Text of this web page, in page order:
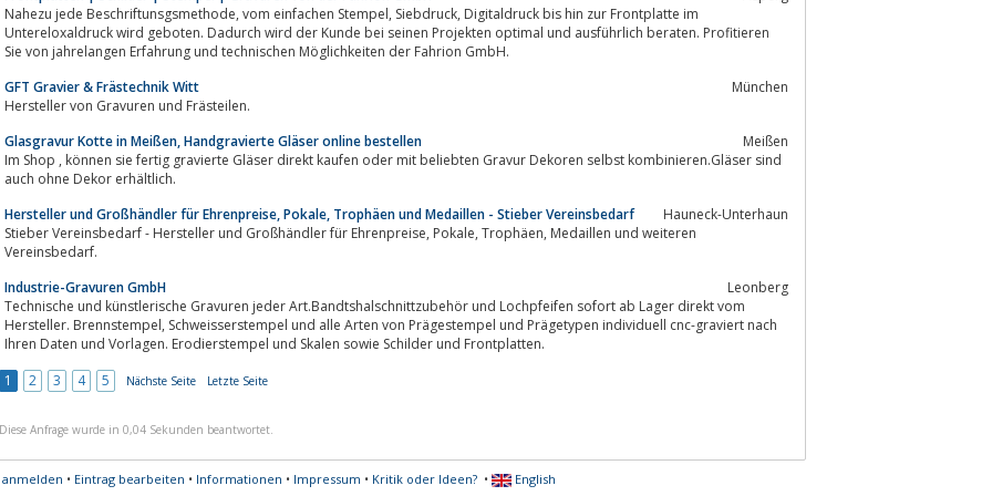
Nahezu jede Beschriftunsgsmethode, vom einfachen Stempel, Siebdruck, Digitaldruck bis hin zur Frontplatte im
Untereloxaldruck wird geboten. Dadurch wird der Kunde bei seinen Projekten optimal und ausführlich beraten. Profitieren
Sie von jahrelangen Erfahrung und technischen Möglichkeiten der Fahrion GmbH.
GFT Gravier & Frästechnik Witt
München
Hersteller von Gravuren und Frästeilen.
Glasgravur Kotte in Meißen, Handgravierte Gläser online bestellen
Meißen
Im Shop , können sie fertig gravierte Gläser direkt kaufen oder mit beliebten Gravur Dekoren selbst kombinieren.Gläser sind
auch ohne Dekor erhältlich.
Hersteller und Großhändler für Ehrenpreise, Pokale, Trophäen und Medaillen - Stieber Vereinsbedarf
Hauneck-Unterhaun
Stieber Vereinsbedarf - Hersteller und Großhändler für Ehrenpreise, Pokale, Trophäen, Medaillen und weiteren
Vereinsbedarf.
Industrie-Gravuren GmbH
Leonberg
Technische und künstlerische Gravuren jeder Art.Bandtshalschnittzubehör und Lochpfeifen sofort ab Lager direkt vom
Hersteller. Brennstempel, Schweisserstempel und alle Arten von Prägestempel und Prägetypen individuell cnc-graviert nach
Ihren Daten und Vorlagen. Erodierstempel und Skalen sowie Schilder und Frontplatten.
1
2 3 4 5 Nächste Seite Letzte Seite
Diese Anfrage wurde in 0,04 Sekunden beantwortet.
anmelden • Eintrag bearbeiten • Informationen • Impressum • Kritik oder Ideen?• English